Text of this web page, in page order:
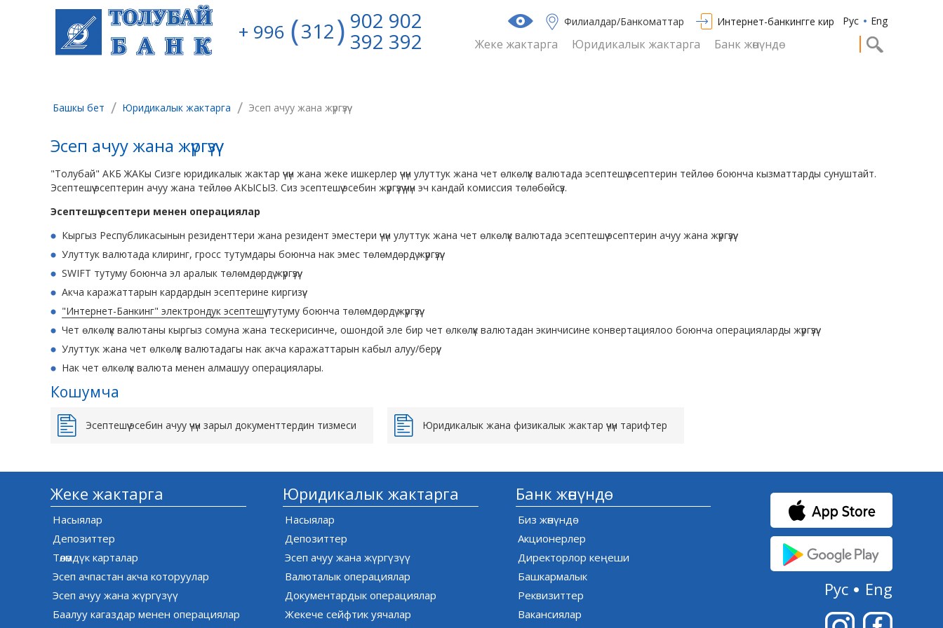
+ 996 312 902 902
392 392
Eng
Рус
Филиалдар/Банкоматтар Интернет-банкингге кирүү
Жеке жактарга Юридикалык жактарга Банк жөнүндө
Башкы бет / Юридикалык жактарга / Эсеп ачуу жана жүргүзүү
Эсеп ачуу жана жүргүзүү
"Толубай" АКБ ЖАКы Сизге юридикалык жактар үчүн жана жеке ишкерлер үчүн улуттук жана чет өлкөлүк валютада эсептешүү эсептерин тейлөө боюнча кызматтарды сунуштайт.
Эсептешүү эсептерин ачуу жана тейлөө АКЫСЫЗ. Сиз эсептешүү эсебин жүргүзүү үчүн эч кандай комиссия төлөбөйсүз.
Эсептешүү эсептери менен операциялар
Кыргыз Республикасынын резиденттери жана резидент эместери үчүн улуттук жана чет өлкөлүк валютада эсептешүү эсептерин ачуу жана жүргүзүү.
Улуттук валютада клиринг, гросс тутумдары боюнча нак эмес төлөмдөрдү жүргүзүү.
SWIFT тутуму боюнча эл аралык төлөмдөрдү жүргүзүү.
Акча каражаттарын кардардын эсептерине киргизүү.
"Интернет-Банкинг" электрондук эсептешүүтутуму боюнча төлөмдөрдү жүргүзүү.
Чет өлкөлүк валютаны кыргыз сомуна жана тескерисинче, ошондой эле бир чет өлкөлүк валютадан экинчисине конвертациялоо боюнча операцияларды жүргүзүү.
Улуттук жана чет өлкөлүк валютадагы нак акча каражаттарын кабыл алуу/берүү;
Нак чет өлкөлүк валюта менен алмашуу операциялары.
Кошумча
Эсептешүү эсебин ачуу үчүн зарыл документтердин тизмеси Юридикалык жана физикалык жактар үчүн тарифтер
Жеке жактарга
Насыялар
Депозиттер
Төлөмдүк карталар
Эсеп ачпастан акча которуулар
Эсеп ачуу жана жүргүзүү
Баалуу кагаздар менен операциялар
Юридикалык жактарга
Насыялар
Депозиттер
Эсеп ачуу жана жүргүзүү
Валюталык операциялар
Документардык операциялар
Жекече сейфтик уячалар
Банк жөнүндө
Биз жөнүндө
Акционерлер
Директорлор кеңеши
Башкармалык
Реквизиттер
Вакансиялар
Eng
Рус